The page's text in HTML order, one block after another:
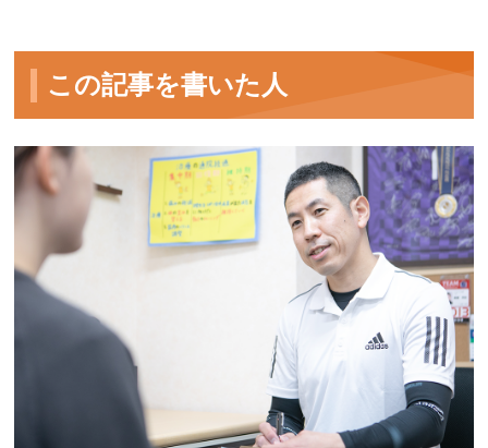
この記事を書いた人